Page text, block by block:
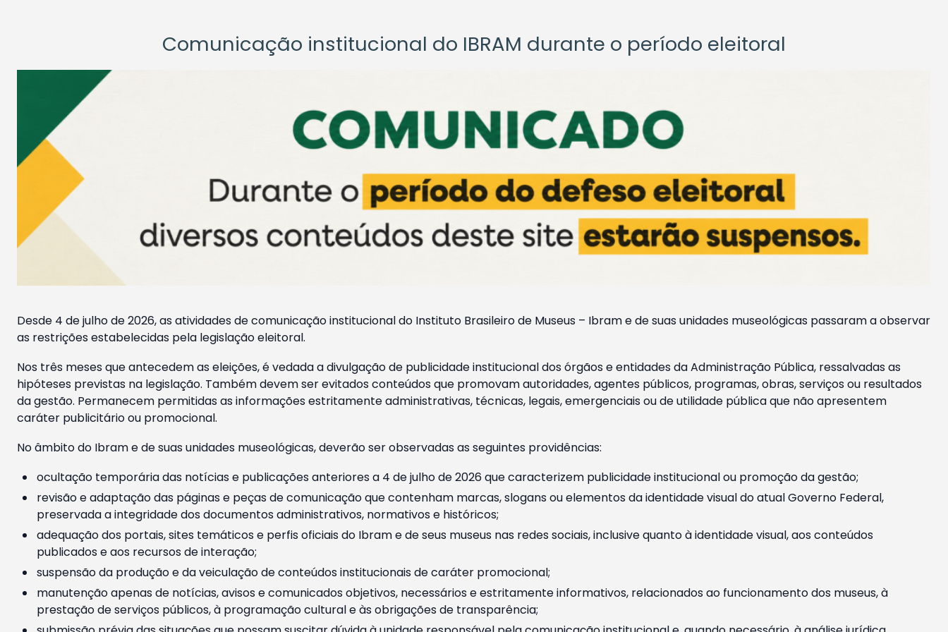
Comunicação institucional do IBRAM durante o período eleitoral
Desde 4 de julho de 2026, as atividades de comunicação institucional do Instituto Brasileiro de Museus – Ibram e de suas unidades museológicas passaram a observar
as restrições estabelecidas pela legislação eleitoral.
Nos três meses que antecedem as eleições, é vedada a divulgação de publicidade institucional dos órgãos e entidades da Administração Pública, ressalvadas as
hipóteses previstas na legislação. Também devem ser evitados conteúdos que promovam autoridades, agentes públicos, programas, obras, serviços ou resultados
da gestão. Permanecem permitidas as informações estritamente administrativas, técnicas, legais, emergenciais ou de utilidade pública que não apresentem
caráter publicitário ou promocional.
No âmbito do Ibram e de suas unidades museológicas, deverão ser observadas as seguintes providências:
ocultação temporária das notícias e publicações anteriores a 4 de julho de 2026 que caracterizem publicidade institucional ou promoção da gestão;
revisão e adaptação das páginas e peças de comunicação que contenham marcas, slogans ou elementos da identidade visual do atual Governo Federal,
preservada a integridade dos documentos administrativos, normativos e históricos;
adequação dos portais, sites temáticos e perfis oficiais do Ibram e de seus museus nas redes sociais, inclusive quanto à identidade visual, aos conteúdos
publicados e aos recursos de interação;
suspensão da produção e da veiculação de conteúdos institucionais de caráter promocional;
manutenção apenas de notícias, avisos e comunicados objetivos, necessários e estritamente informativos, relacionados ao funcionamento dos museus, à
prestação de serviços públicos, à programação cultural e às obrigações de transparência;